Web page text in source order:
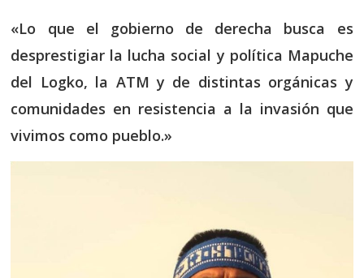
«Lo que el gobierno de derecha busca es
desprestigiar la lucha social y política Mapuche
del Logko, la ATM y de distintas orgánicas y
comunidades en resistencia a la invasión que
vivimos como pueblo.»